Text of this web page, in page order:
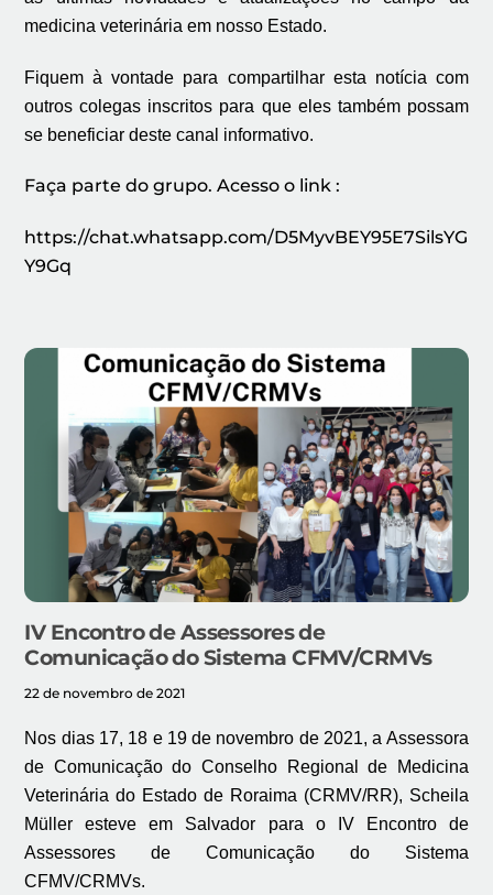
medicina veterinária em nosso Estado.
Fiquem à vontade para compartilhar esta notícia com
outros colegas inscritos para que eles também possam
se beneficiar deste canal informativo.
Faça parte do grupo. Acesso o link :
https://chat.whatsapp.com/D5MyvBEY95E7SilsYG
Y9Gq
IV Encontro de Assessores de
Comunicação do Sistema CFMV/CRMVs
22 de novembro de 2021
Nos dias 17, 18 e 19 de novembro de 2021, a Assessora
de Comunicação do Conselho Regional de Medicina
Veterinária do Estado de Roraima (CRMV/RR), Scheila
Müller esteve em Salvador para o IV Encontro de
Assessores de Comunicação do Sistema
CFMV/CRMVs.